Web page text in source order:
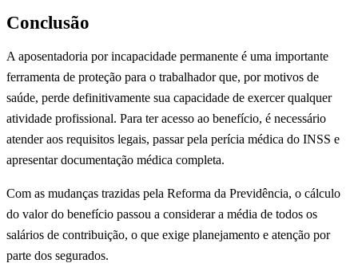
Conclusão
A aposentadoria por incapacidade permanente é uma importante
ferramenta de proteção para o trabalhador que, por motivos de
saúde, perde definitivamente sua capacidade de exercer qualquer
atividade profissional. Para ter acesso ao benefício, é necessário
atender aos requisitos legais, passar pela perícia médica do INSS e
apresentar documentação médica completa.
Com as mudanças trazidas pela Reforma da Previdência, o cálculo
do valor do benefício passou a considerar a média de todos os
salários de contribuição, o que exige planejamento e atenção por
parte dos segurados.